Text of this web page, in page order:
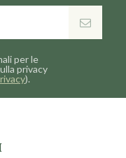
per le
privacy
).